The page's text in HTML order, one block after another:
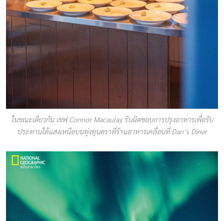
ในขณะเดียวกัน เชฟ Connor Macaulay รับผิดชอบการปรุงอาหารเพื่อรับ
ประทานใต้แสงเหนือบนทุ่งทุนดราที่ร้านอาหารเคลื่อนที่ Dan’s Diner